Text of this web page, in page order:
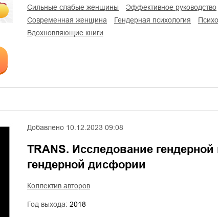
сильные слабые женщины
эффективное руководство
современная женщина
гендерная психология
вдохновляющие книги
Добавлено 10.12.2023 09:08
TRANS. Исследование гендерной
гендерной дисфории
Коллектив авторов
Год выхода: 2018